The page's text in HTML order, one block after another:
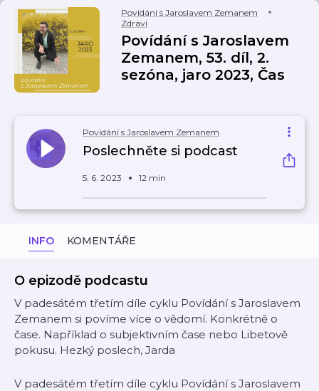
Povídání s Jaroslavem Zemanem
Zdraví
Povídání s Jaroslavem
Zemanem, 53. díl, 2.
sezóna, jaro 2023, Čas
Povídání s Jaroslavem Zemanem
Poslechněte si podcast
5. 6. 2023 12 min
INFO KOMENTÁŘE
O epizodě podcastu
V padesátém třetím díle cyklu Povídání s Jaroslavem
Zemanem si povíme více o vědomí. Konkrétně o
čase. Například o subjektivním čase nebo Libetově
pokusu. Hezký poslech, Jarda
V padesátém třetím díle cyklu Povídání s Jaroslavem